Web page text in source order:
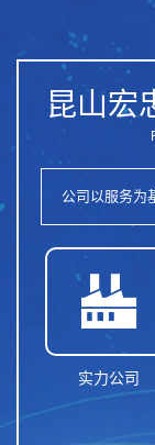
昆山宏
公司以服务为

实力公司